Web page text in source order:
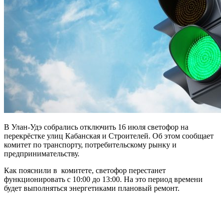
В Улан-Удэ собрались отключить 16 июля светофор на
перекрёстке улиц Кабанская и Строителей. Об этом сообщает
комитет по транспорту, потребительскому рынку и
предпринимательству.
Как пояснили в комитете, светофор перестанет
функционировать с 10:00 до 13:00. На это период времени
будет выполняться энергетиками плановый ремонт.